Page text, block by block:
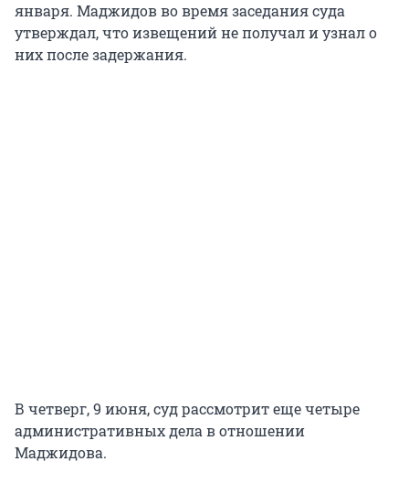
января. Маджидов во время заседания суда
утверждал, что извещений не получал и узнал о
них после задержания.
В четверг, 9 июня, суд рассмотрит еще четыре
административных дела в отношении
Маджидова.